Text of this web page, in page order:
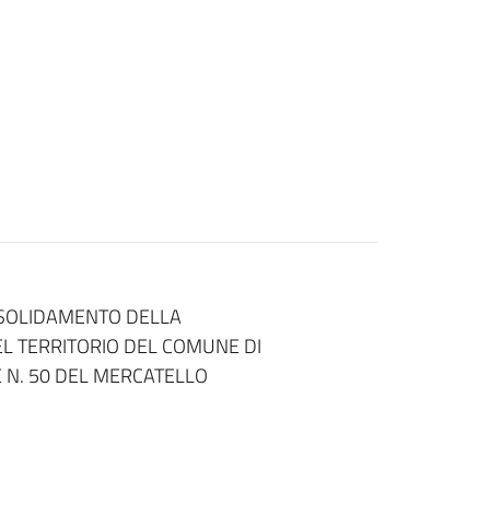
DELLA
TERRITORIO DEL COMUNE DI
50 DEL MERCATELLO